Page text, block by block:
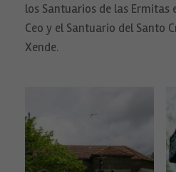
los Santuarios de las Ermitas
Ceo y el Santuario del Santo
Xende.